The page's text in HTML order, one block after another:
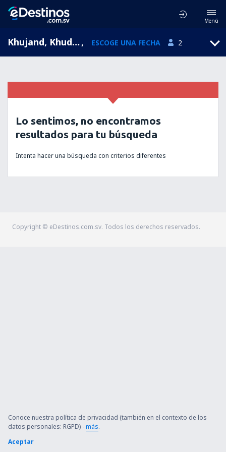
Menú
Khujand, Khudzhand, Tayikistán (LBD), ESCOGE UNA FECHA 2
Lo sentimos, no encontramos
resultados para tu búsqueda
Intenta hacer una búsqueda con criterios diferentes
Copyright © eDestinos.com.sv. Todos los derechos reservados.
Conoce nuestra política de privacidad (también en el contexto de los
datos personales: RGPD) -más.
Aceptar